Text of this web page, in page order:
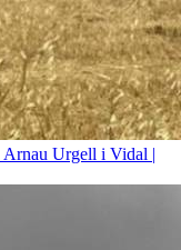
Arnau Urgell i Vidal |